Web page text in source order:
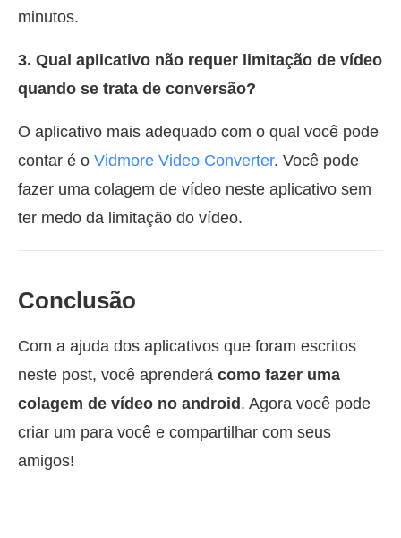
minutos.
3. Qual aplicativo não requer limitação de vídeo
quando se trata de conversão?
O aplicativo mais adequado com o qual você pode
contar é o Vidmore Video Converter. Você pode
fazer uma colagem de vídeo neste aplicativo sem
ter medo da limitação do vídeo.
Conclusão
Com a ajuda dos aplicativos que foram escritos
neste post, você aprenderá como fazer uma
colagem de vídeo no android . Agora você pode
criar um para você e compartilhar com seus
amigos!